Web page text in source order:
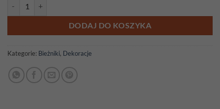
DODAJ DO KOSZYKA
Kategorie: Bieżniki, Dekoracje